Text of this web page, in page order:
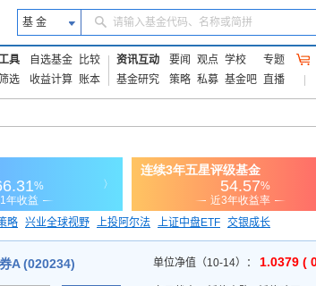
基 金 请输入基金代码、名称或简拼
具 自选基金
比较
选
收益计算 账本
资讯互动 要闻 观点 学校
专题
基金研究
策略 私募 基金吧 直播
略 兴业全球视野 上投阿尔法 上证中盘ETF 交银成长
A (020234) 单位净值（10-14）： 1.0379 (